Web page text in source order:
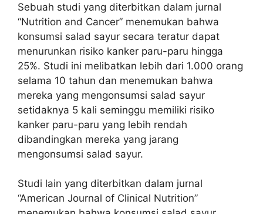
Sebuah studi yang diterbitkan dalam jurnal
“Nutrition and Cancer” menemukan bahwa
konsumsi salad sayur secara teratur dapat
menurunkan risiko kanker paru-paru hingga
25%. Studi ini melibatkan lebih dari 1.000 orang
selama 10 tahun dan menemukan bahwa
mereka yang mengonsumsi salad sayur
setidaknya 5 kali seminggu memiliki risiko
kanker paru-paru yang lebih rendah
dibandingkan mereka yang jarang
mengonsumsi salad sayur.
Studi lain yang diterbitkan dalam jurnal
“American Journal of Clinical Nutrition”